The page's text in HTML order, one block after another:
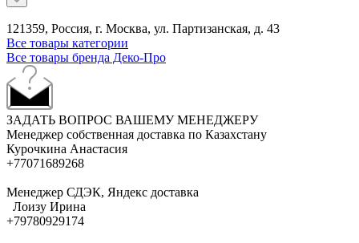
121359, Россия, г. Москва, ул. Партизанская, д. 43
Все товары категории
Все товары бренда Деко-Про
ЗАДАТЬ ВОПРОС ВАШЕМУ МЕНЕДЖЕРУ
Менеджер собственная доставка по Казахстану
Курочкина Анастасия
+77071689268
Менеджер СДЭК, Яндекс доставка
Лоизу Ирина
+79780929174